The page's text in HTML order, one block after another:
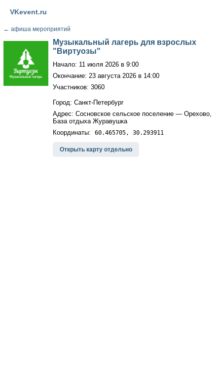
VKevent.ru
← афиша мероприятий
Музыкальный лагерь для взрослых
"Виртуозы"
Начало: 11 июля 2026 в 9:00
Окончание: 23 августа 2026 в 14:00
Участников: 3060
Город: Санкт-Петербург
Адрес: Сосновское сельское поселение — Орехово,
База отдыха Журавушка
Координаты: 60.465705, 30.293911
Открыть карту отдельно